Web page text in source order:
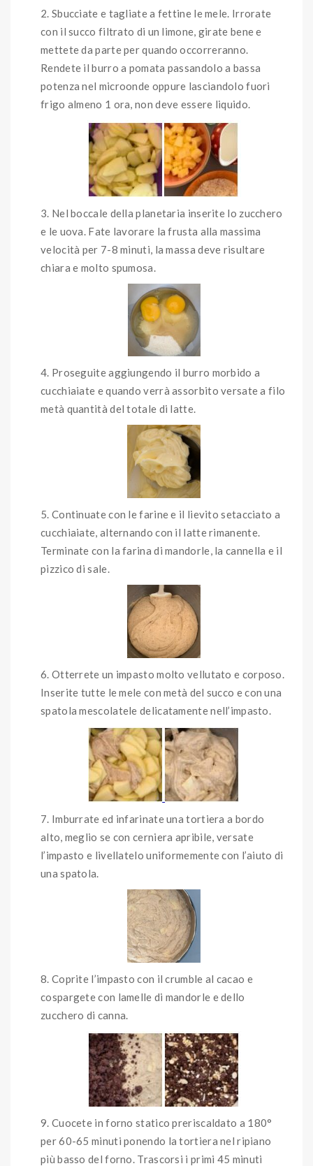
Sbucciate e tagliate a fettine le mele. Irrorate
con il succo filtrato di un limone, girate bene e
mettete da parte per quando occorreranno.
Rendete il burro a pomata passandolo a bassa
potenza nel microonde oppure lasciandolo fuori
frigo almeno 1 ora, non deve essere liquido.
Nel boccale della planetaria inserite lo zucchero
e le uova. Fate lavorare la frusta alla massima
velocità per 7-8 minuti, la massa deve risultare
chiara e molto spumosa.
Proseguite aggiungendo il burro morbido a
cucchiaiate e quando verrà assorbito versate a filo
metà quantità del totale di latte.
Continuate con le farine e il lievito setacciato a
cucchiaiate, alternando con il latte rimanente.
Terminate con la farina di mandorle, la cannella e il
pizzico di sale.
Otterrete un impasto molto vellutato e corposo.
Inserite tutte le mele con metà del succo e con una
spatola mescolatele delicatamente nell’impasto.
Imburrate ed infarinate una tortiera a bordo
alto, meglio se con cerniera apribile, versate
l’impasto e livellatelo uniformemente con l’aiuto di
una spatola.
Coprite l’impasto con il crumble al cacao e
cospargete con lamelle di mandorle e dello
zucchero di canna.
Cuocete in forno statico preriscaldato a 180°
per 60-65 minuti ponendo la tortiera nel ripiano
più basso del forno. Trascorsi i primi 45 minuti